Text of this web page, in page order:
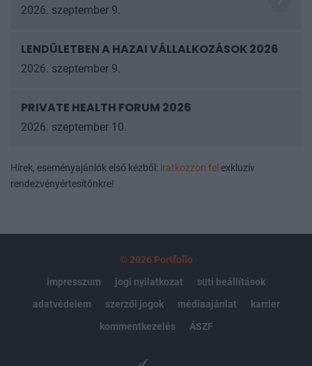
2026. szeptember 9.
LENDÜLETBEN A HAZAI VÁLLALKOZÁSOK 2026
2026. szeptember 9.
PRIVATE HEALTH FORUM 2026
2026. szeptember 10.
Hírek, eseményajánlók első kézből: iratkozzon fel exkluzív
rendezvényértesítőnkre!
© 2026 Portfolio
impresszum
jogi nyilatkozat
süti beállítások
adatvédelem
szerzői jogok médiaajánlat
karrier
kommentkezelés
ÁSZF